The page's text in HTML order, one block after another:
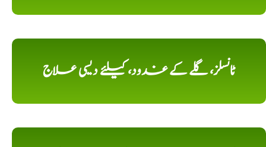
ٹانسلز، گلے کے غدود، کیلئے دیسی علاج